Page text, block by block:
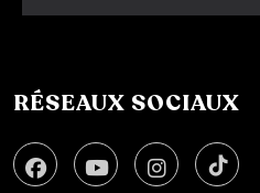
31-33 rue Saint Léonard
RÉSEAUX SOCIAUX